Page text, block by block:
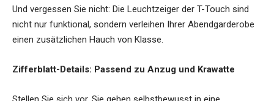
Und vergessen Sie nicht: Die Leuchtzeiger der T-Touch sind
nicht nur funktional, sondern verleihen Ihrer Abendgarderobe
einen zusätzlichen Hauch von Klasse.
Zifferblatt-Details: Passend zu Anzug und Krawatte